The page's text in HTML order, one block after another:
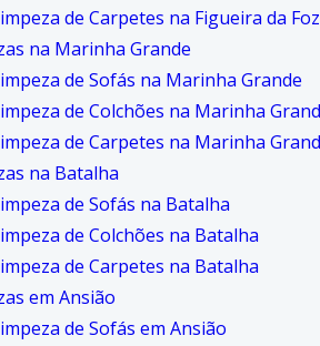
de Carpetes na Figueira da Foz
na Marinha Grande
de Sofás na Marinha Grande
de Colchões na Marinha
de Carpetes na Marinha
na Batalha
de Sofás na Batalha
de Colchões na Batalha
de Carpetes na Batalha
em Ansião
de Sofás em Ansião